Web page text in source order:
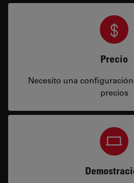
Precio
Necesito una
precios